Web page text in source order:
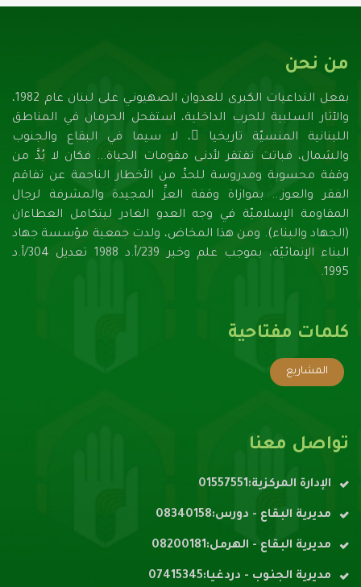
من نحن
بفعل التداعيات الكبرى للعدوان الصهيونـي على لبنان عام 1982،
والآثار السلبية للحرب الداخلية، استفحل الحرمان في المناطق
اللبنانية المنسيّة تاريخيا ً، لا سيما في البقاع والجنوب
والشمال، فباتت تفتقر لأدنـى مقومات الحياة... فكان لا بُدَّ من
وقفة محسوبة ومدروسة للحدِّ من الأخطار الناجمة عن تفاقم
الفقر والعوز... بموازاة وقفة العزِّ المجيدة والمشرفة لرجال
المقاومة الإسلاميّة في وجه العدو الغادر ليتكامل العطاءان
(الجهاد والبناء). ومن هذا المخاض، ولدت جمعية مؤسسة جهاد
البناء الإنمائيّة، بموجب علم وخبر 239/أ.د 1988 تعديل 304/أ.د
1995.
كلمات مفتاحية
المشاريع
تواصل معنا
الإدارة المركزية:01557551
مديرية البقاع - دورس:08340158
مديرية البقاع - الهرمل:08200181
مديرية الجنوب - دردغيا:07415345